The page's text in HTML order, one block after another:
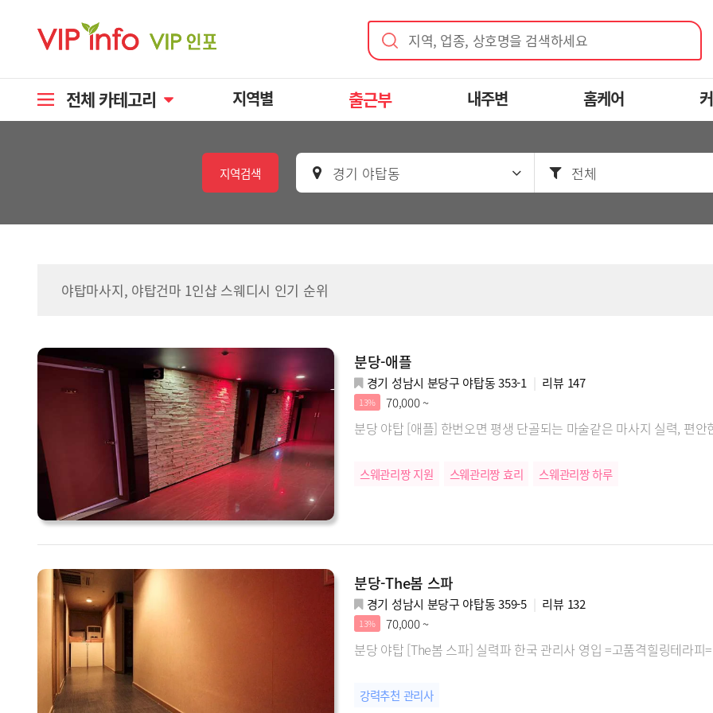
지역, 업종, 상호명을 검색하세요
전체 카테고리 지역별 출근부 내주변 홈케어
지역검색 경기 야탑동 전체
야탑마사지, 야탑건마 1인샵 스웨디시 인기 순위
분당-애플
경기 성남시 분당구 야탑동 353-1 리뷰 147
13% 70,000 ~
분당 야탑 [애플] 한번오면 평생 단골되
스웨관리짱 지원 스웨관리짱 효리 스웨관리짱 하루
분당-The봄 스파
경기 성남시 분당구 야탑동 359-5 리뷰 132
13% 70,000 ~
분당 야탑 [The봄 스파] 실력파 한국 관리사 영입 =고품격힐링테라피=
강력추천 관리사